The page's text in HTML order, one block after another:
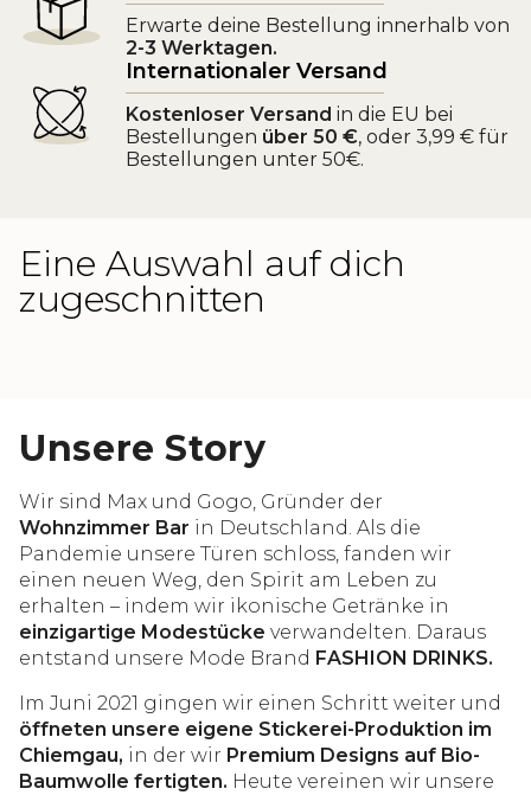
Erwarte deine Bestellung innerhalb von
2-3 Werktagen.
Internationaler Versand
Kostenloser Versand in die EU bei
Bestellungen über 50 €, oder 3,99 € für
Bestellungen unter 50€.
Eine Auswahl auf dich
zugeschnitten
Unsere Story
Wir sind Max und Gogo, Gründer der
Wohnzimmer Bar in Deutschland. Als die
Pandemie unsere Türen schloss, fanden wir
einen neuen Weg, den Spirit am Leben zu
erhalten – indem wir ikonische Getränke in
einzigartige Modestücke verwandelten. Daraus
entstand unsere Mode Brand FASHION DRINKS.
Im Juni 2021 gingen wir einen Schritt weiter und
öffneten unsere eigene Stickerei-Produktion im
Chiemgau, in der wir Premium Designs auf Bio-
Baumwolle fertigten. Heute vereinen wir unsere